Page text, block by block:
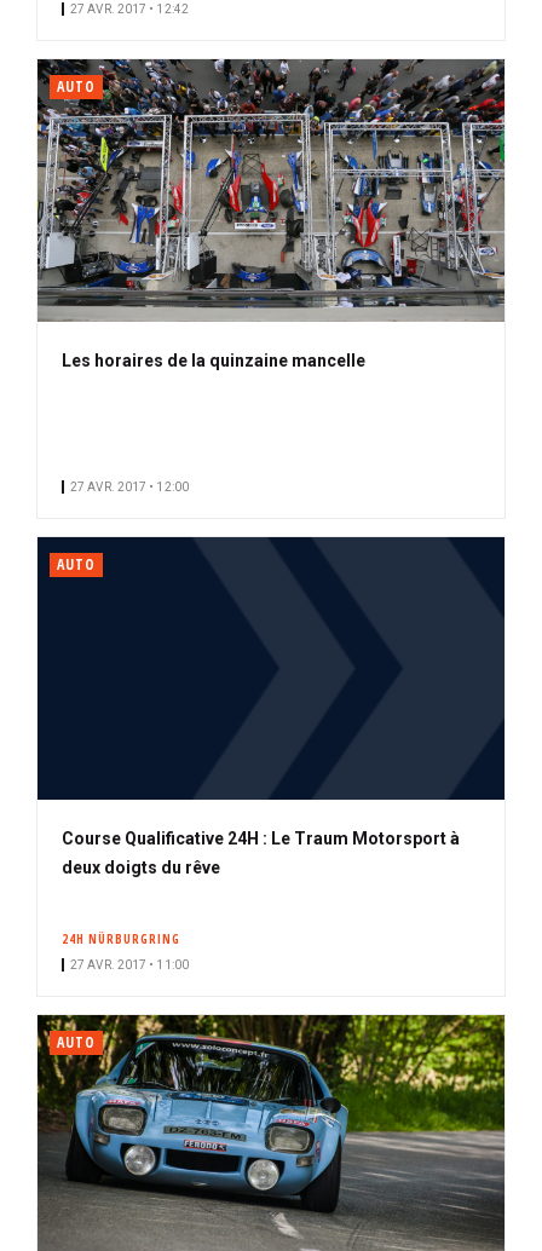
27 AVR. 2017 • 12:42
AUTO
Les horaires de la quinzaine mancelle
27 AVR. 2017 • 12:00
AUTO
Course Qualificative 24H : Le Traum Motorsport à
deux doigts du rêve
24H NÜRBURGRING
27 AVR. 2017 • 11:00
AUTO